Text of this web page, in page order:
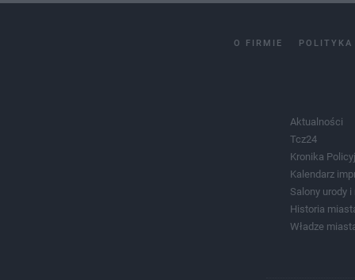
O FIRMIE POLITYKA
Aktualności
Tcz24
Kronika
Kalendarz
Salony urody i
Historia
Władze